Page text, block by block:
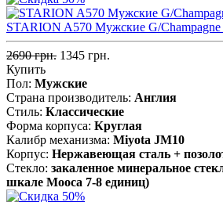
STARION A570 Мужские G/
2690 грн. 1345 грн.
Купить
Пол: Мужские
Страна производитель: Англия
Стиль: Классические
Форма корпуса: Круглая
Калибр механизма: Miyota JM10
Корпус: Нержавеющая сталь +
Стекло: закаленное минеральное
шкале Мооса 7-8 единиц)